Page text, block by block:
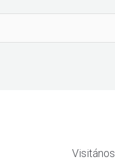
Visitános